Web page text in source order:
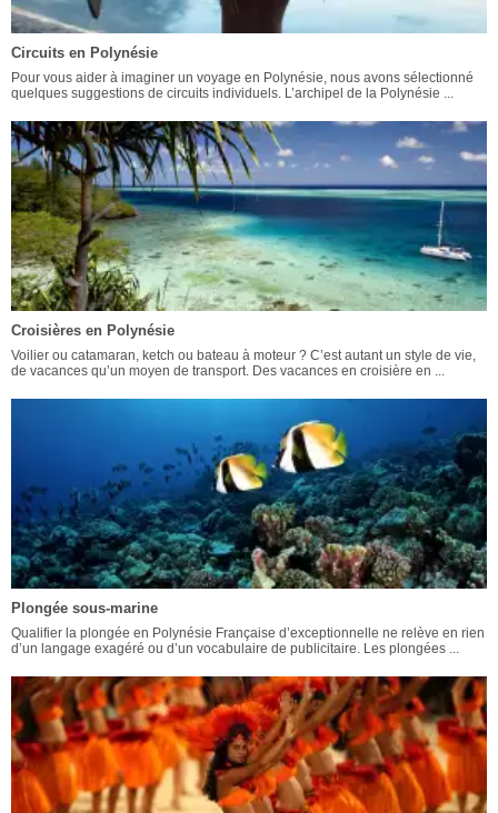
Circuits en Polynésie
Pour vous aider à imaginer un voyage en Polynésie, nous avons sélectionné
quelques suggestions de circuits individuels. L’archipel de la Polynésie ...
Croisières en Polynésie
Voilier ou catamaran, ketch ou bateau à moteur ? C’est autant un style de vie,
de vacances qu’un moyen de transport. Des vacances en croisière en ...
Plongée sous-marine
Qualifier la plongée en Polynésie Française d’exceptionnelle ne relève en rien
d’un langage exagéré ou d’un vocabulaire de publicitaire. Les plongées ...